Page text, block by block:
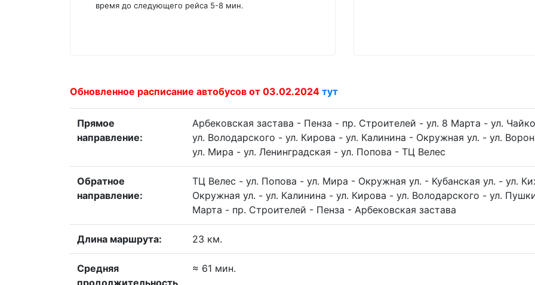
время до следующего рейса 5-8 мин.
Обновленное расписание автобусов от 03.02.2024 тут
Прямое
направление:
Арбековская застава - Пенза - пр. Строителей - ул. 8 Марта - ул.
ул. Володарского - ул. Кирова - ул. Калинина - Окружная ул. - ул.
ул. Мира - ул. Ленинградская - ул. Попова - ТЦ Велес
Обратное
направление:
ТЦ Велес - ул. Попова - ул. Мира - Окружная ул. - Кубанская ул. - ул.
Окружная ул. - ул. Калинина - ул. Кирова - ул. Володарского - ул.
Марта - пр. Строителей - Пенза - Арбековская застава
Длина маршрута: 23 км.
Средняя
продолжительность
≈ 61 мин.